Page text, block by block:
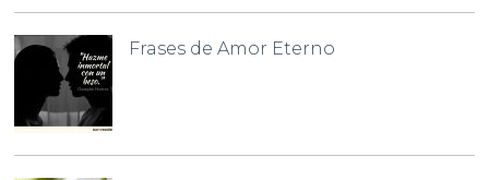
Frases de Amor Eterno